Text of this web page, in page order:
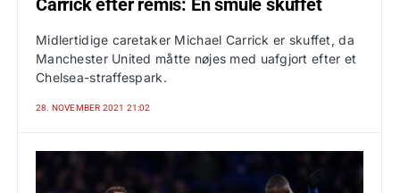
Carrick efter remis: En smule skuffet
Midlertidige caretaker Michael Carrick er skuffet, da
Manchester United måtte nøjes med uafgjort efter et
Chelsea-straffespark.
28. NOVEMBER 2021 21:02